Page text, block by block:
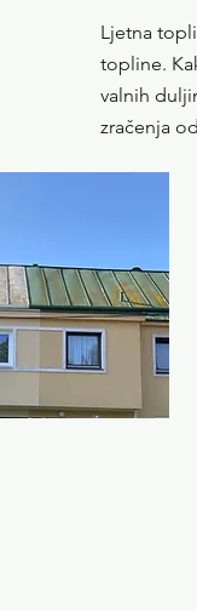
Ljetna
topline.
valnih
zračenja